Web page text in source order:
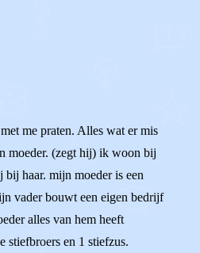
me praten. Alles wat er mis
moeder. (zegt hij) ik woon bij
haar. mijn moeder is een
vader bouwt een eigen bedrijf
alles van hem heeft
stiefbroers en 1 stiefzus.